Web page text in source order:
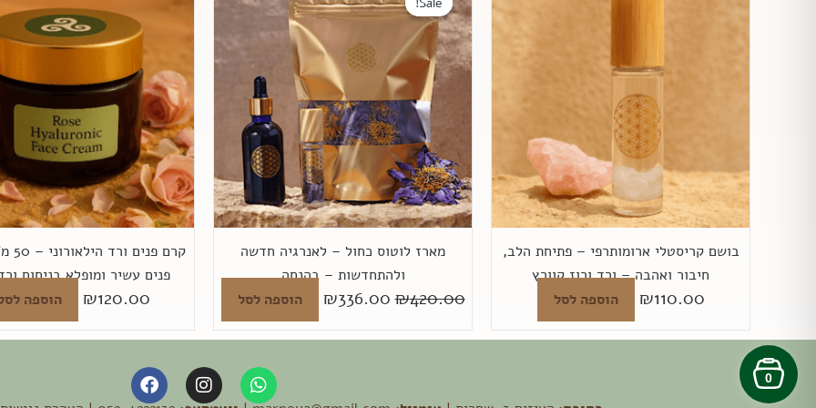
וחושני
מ"ל
בושם קריסטלי ארומותרפי – פתיחת הלב,
חיבור ואהבה – ורד ורוז קוורץ
₪110.00 הוספה לסל
מארז לוטוס כחול – לאנרגיה חדשה
ולהתחדשות – בהנחה
₪420.00
היה:
₪420.00.
₪336.00
הוא:
₪336.00.
הוספה לסל
קרם
פנים עשיר ומופלא בניחוח
₪120.00 הוספה
W
h
I
n
F
a
0